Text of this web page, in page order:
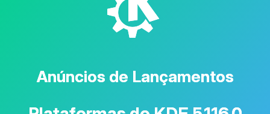
Anúncios de Lançamentos